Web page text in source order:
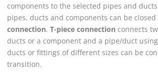
components to the selected pipes and
pipes, ducts and components can be
connection. T-piece connection connects
ducts or a component and a pipe/duct
ducts or fittings of different sizes can be
transition.